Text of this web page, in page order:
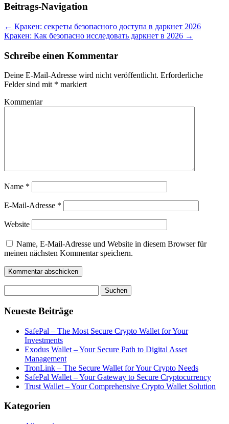
Beitrags-Navigation
← Кракен: секреты безопасного доступа в даркнет 2026
Кракен: Как безопасно исследовать даркнет в 2026 →
Schreibe einen Kommentar
Deine E-Mail-Adresse wird nicht veröffentlicht. Erforderliche
Felder sind mit * markiert
Kommentar
Name *
E-Mail-Adresse *
Website
Name, E-Mail-Adresse und Website in diesem Browser für
meinen nächsten Kommentar speichern.
nach:
Neueste Beiträge
SafePal – The Most Secure Crypto Wallet for Your
Investments
Exodus Wallet – Your Secure Path to Digital Asset
Management
TronLink – The Secure Wallet for Your Crypto Needs
SafePal Wallet – Your Gateway to Secure Cryptocurrency
Trust Wallet – Your Comprehensive Crypto Wallet Solution
Kategorien